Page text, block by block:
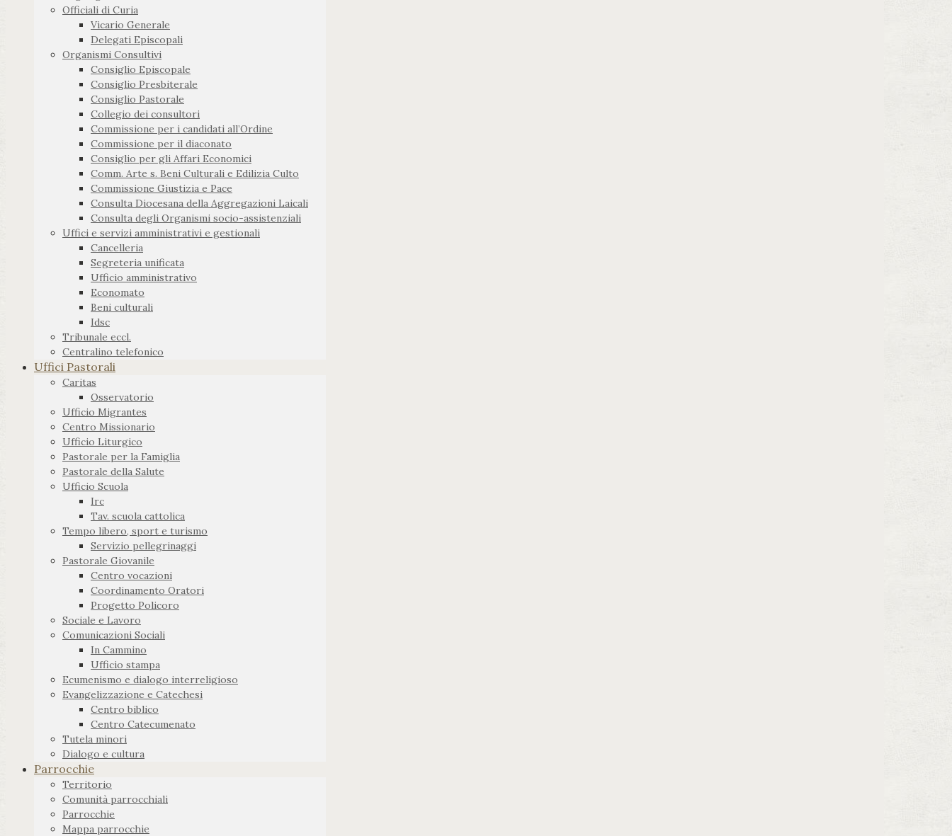
Officiali di Curia
Vicario Generale
Delegati Episcopali
Organismi Consultivi
Consiglio Episcopale
Consiglio Presbiterale
Consiglio Pastorale
Collegio dei consultori
Commissione per i candidati all’Ordine
Commissione per il diaconato
Consiglio per gli Affari Economici
Comm. Arte s. Beni Culturali e Edilizia Culto
Commissione Giustizia e Pace
Consulta Diocesana della Aggregazioni Laicali
Consulta degli Organismi socio-assistenziali
Uffici e servizi amministrativi e gestionali
Cancelleria
Segreteria unificata
Ufficio amministrativo
Economato
Beni culturali
Idsc
Tribunale eccl.
Centralino telefonico
Uffici Pastorali
Caritas
Osservatorio
Ufficio Migrantes
Centro Missionario
Ufficio Liturgico
Pastorale per la Famiglia
Pastorale della Salute
Ufficio Scuola
Irc
Tav. scuola cattolica
Tempo libero, sport e turismo
Servizio pellegrinaggi
Pastorale Giovanile
Centro vocazioni
Coordinamento Oratori
Progetto Policoro
Sociale e Lavoro
Comunicazioni Sociali
In Cammino
Ufficio stampa
Ecumenismo e dialogo interreligioso
Evangelizzazione e Catechesi
Centro biblico
Centro Catecumenato
Tutela minori
Dialogo e cultura
Parrocchie
Territorio
Comunità parrocchiali
Parrocchie
Mappa parrocchie